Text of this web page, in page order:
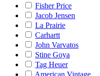
Fisher Price
Jacob Jensen
La Prairie
Carhartt
John Varvatos
Stine Goya
Tag Heuer
American Vintage